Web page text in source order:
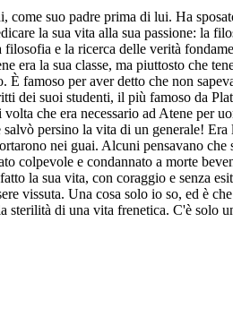
suo padre prima di lui. Ha
la sua vita alla sua passione: la
e la ricerca delle verità
era la sua classe, ma piuttosto che
famoso per aver detto che non
dei suoi studenti, il più famoso da
che era necessario ad Atene per
persino la vita di un generale! Era
nei guai. Alcuni pensavano
colpevole e condannato a morte
la sua vita, con coraggio e senza
vissuta. Una cosa solo io so, ed è
di una vita frenetica. C'è solo